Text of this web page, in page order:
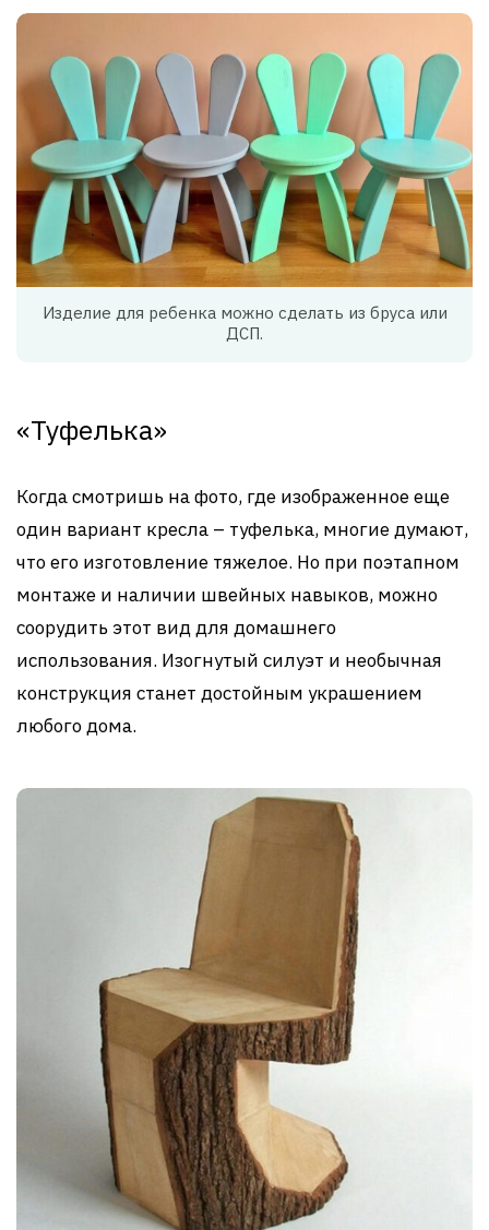
Изделие для ребенка можно сделать из бруса или
ДСП.
«Туфелька»
Когда смотришь на фото, где изображенное еще
один вариант кресла – туфелька, многие думают,
что его изготовление тяжелое. Но при поэтапном
монтаже и наличии швейных навыков, можно
соорудить этот вид для домашнего
использования. Изогнутый силуэт и необычная
конструкция станет достойным украшением
любого дома.